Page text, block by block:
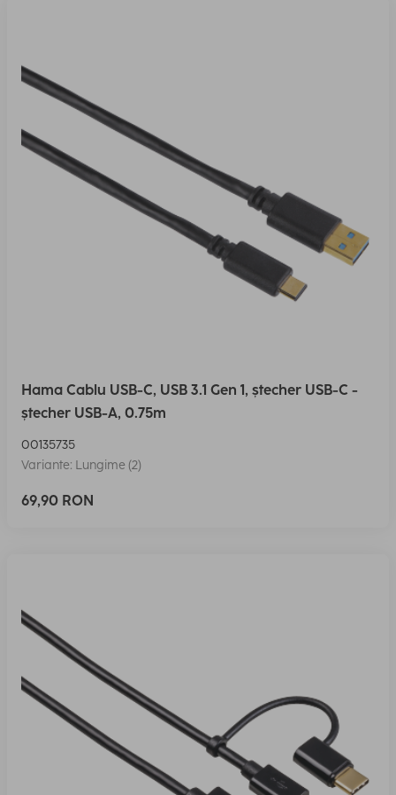
Hama Cablu USB-C, USB 3.1 Gen 1, ștecher USB-C -
ștecher USB-A, 0.75m
00135735
Variante: Lungime (2)
69,90 RON